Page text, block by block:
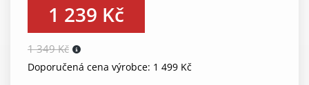
1 239 Kč
1 349 Kč
Doporučená cena výrobce: 1 499 Kč